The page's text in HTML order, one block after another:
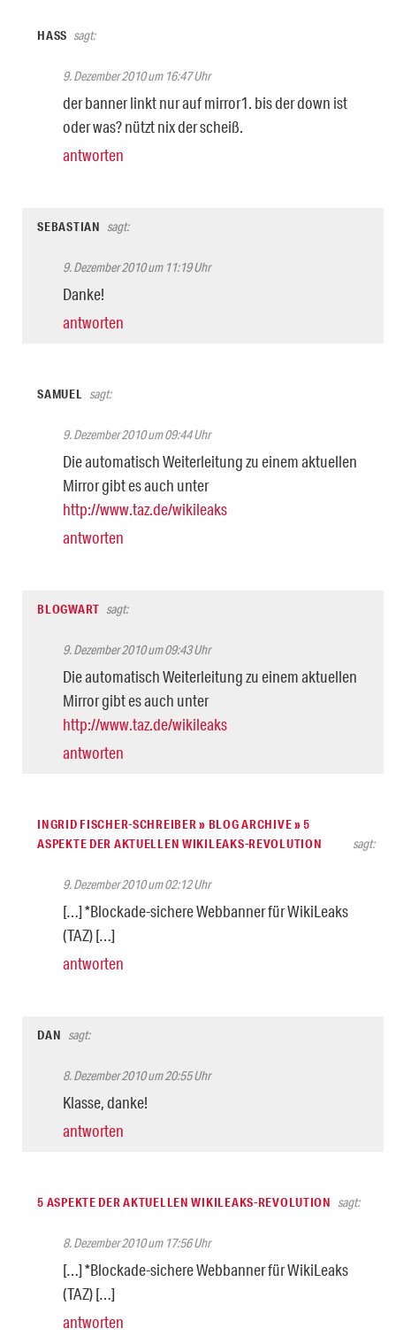
HASS sagt:
9. Dezember 2010 um 16:47 Uhr
der banner linkt nur auf mirror1. bis der down ist
oder was? nützt nix der scheiß.
antworten
SEBASTIAN sagt:
9. Dezember 2010 um 11:19 Uhr
Danke!
antworten
SAMUEL sagt:
9. Dezember 2010 um 09:44 Uhr
Die automatisch Weiterleitung zu einem aktuellen
Mirror gibt es auch unter
http://www.taz.de/wikileaks
antworten
BLOGWART sagt:
9. Dezember 2010 um 09:43 Uhr
Die automatisch Weiterleitung zu einem aktuellen
Mirror gibt es auch unter
http://www.taz.de/wikileaks
antworten
INGRID FISCHER-SCHREIBER » BLOG ARCHIVE » 5
ASPEKTE DER AKTUELLEN WIKILEAKS-REVOLUTION
sagt:
9. Dezember 2010 um 02:12 Uhr
[…] *Blockade-sichere Webbanner für WikiLeaks
(TAZ) […]
antworten
DAN sagt:
8. Dezember 2010 um 20:55 Uhr
Klasse, danke!
antworten
5 ASPEKTE DER AKTUELLEN WIKILEAKS-REVOLUTION sagt:
8. Dezember 2010 um 17:56 Uhr
[…] *Blockade-sichere Webbanner für WikiLeaks
(TAZ) […]
antworten